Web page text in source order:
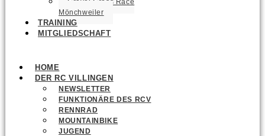
Gravel Cross Race
Mönchweiler
TRAINING
MITGLIEDSCHAFT
HOME
DER RC VILLINGEN
NEWSLETTER
FUNKTIONÄRE DES RCV
RENNRAD
MOUNTAINBIKE
JUGEND